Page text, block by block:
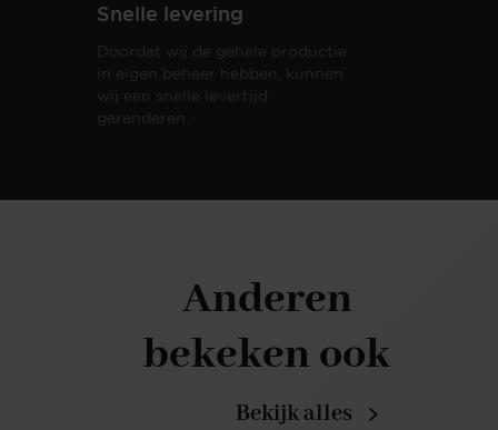
Snelle levering
Doordat wij de gehele productie
in eigen beheer hebben, kunnen
wij een snelle levertijd
garanderen.
Anderen
bekeken ook
Bekijk alles